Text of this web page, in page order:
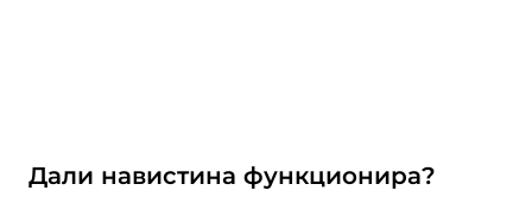
Дали навистина функционира?